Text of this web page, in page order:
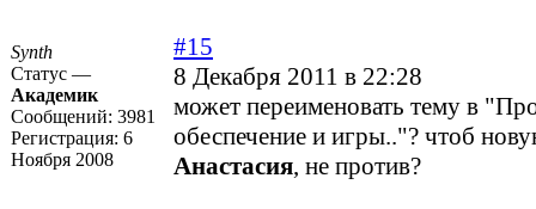
Synth
Статус —
Академик
Сообщений: 3981
Регистрация: 6
Ноября 2008
#15
8 Декабря 2011 в 22:28
может переименовать тему в
обеспечение и игры.."? чтоб
Анастасия, не против?